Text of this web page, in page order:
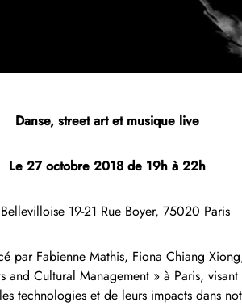
Danse, street art et musique live
Le 27 octobre 2018 de 19h à 22h
19-21 Rue Boyer, 75020 Paris
par Fabienne Mathis, Fiona Chiang
and Cultural Management » à Paris,
technologies et de leurs impacts dans